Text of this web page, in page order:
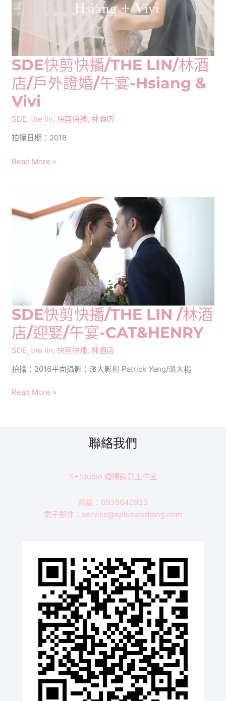
迎
娶/
午
宴-
Bill
&
Cherry
SDE快剪快播/THE LIN/林酒
店/戶外證婚/午宴-Hsiang &
Vivi
SDE,the lin,快剪快播,林酒店
拍攝日期：2018
SDE
剪
播/THE
LIN/
婚/
午
宴-
Hsiang
&
Vivi
Read More »
SDE快剪快播/THE LIN /林酒
店/迎娶/午宴-CAT&HENRY
SDE,the lin,快剪快播,林酒店
拍攝：2016平面攝影：派大影相 Patrick Yang/派大楊
SDE
CAT&HENRY
Read More »
聯絡我們
S+Studio 婚禮錄影工作室
電話：0935640933
電子郵件：service@spluswedding.com